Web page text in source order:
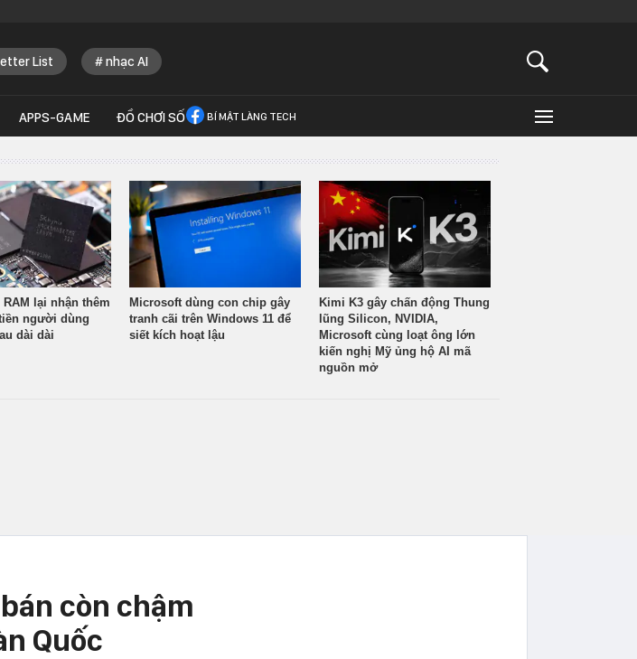
List nhạc AI
APPS-GAME ĐỒ CHƠI SỐ BÍ MẬT LÀNG TECH
lại nhận thêm
người dùng
dài dài
Microsoft dùng con chip gây
tranh cãi trên Windows 11 để
siết kích hoạt lậu
Kimi K3 gây chấn động Thung
lũng Silicon, NVIDIA,
Microsoft cùng loạt ông lớn
kiến nghị Mỹ ủng hộ AI mã
nguồn mở
còn chậm
Quốc